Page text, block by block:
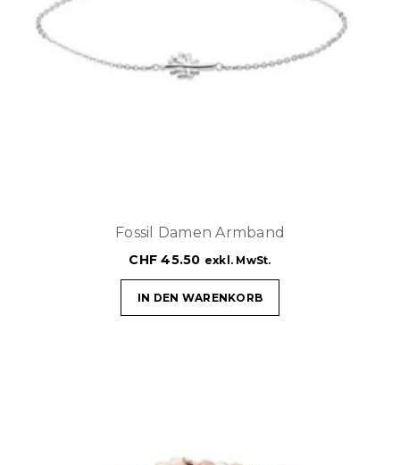
Fossil Damen Armband
CHF 45.50 exkl. MwSt.
IN DEN WARENKORB